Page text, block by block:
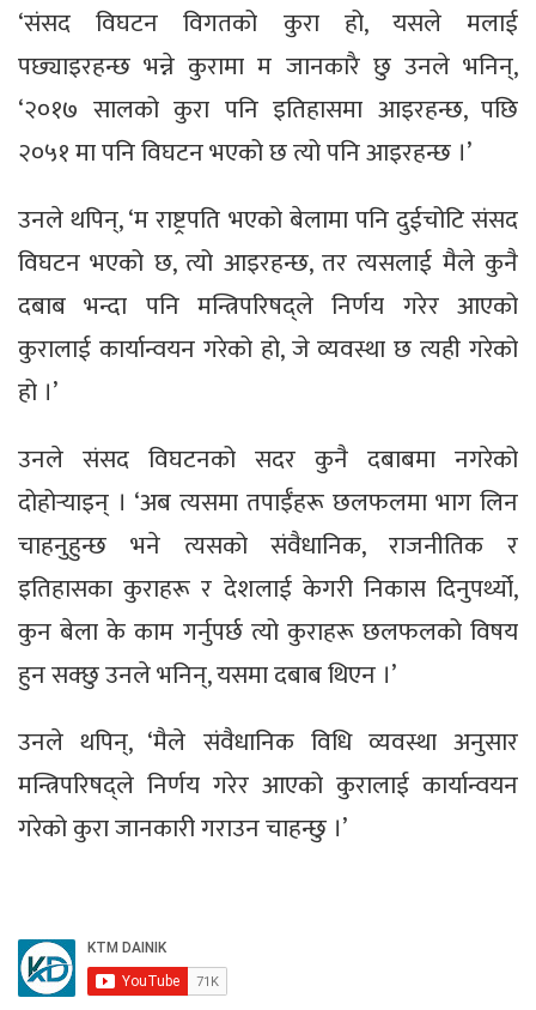
‘संसद विघटन विगतको कुरा हो, यसले मलाई
पछ्याइरहन्छ भन्ने कुरामा म जानकारै छु उनले भनिन्,
‘२०१७ सालको कुरा पनि इतिहासमा आइरहन्छ, पछि
२०५१ मा पनि विघटन भएको छ त्यो पनि आइरहन्छ ।’
उनले थपिन्, ‘म राष्ट्रपति भएको बेलामा पनि दुईचोटि संसद
विघटन भएको छ, त्यो आइरहन्छ, तर त्यसलाई मैले कुनै
दबाब भन्दा पनि मन्त्रिपरिषद्ले निर्णय गरेर आएको
कुरालाई कार्यान्वयन गरेको हो, जे व्यवस्था छ त्यही गरेको
हो ।’
उनले संसद विघटनको सदर कुनै दबाबमा नगरेको
दोहोर्‍याइन् । ‘अब त्यसमा तपाईँहरू छलफलमा भाग लिन
चाहनुहुन्छ भने त्यसको संवैधानिक, राजनीतिक र
इतिहासका कुराहरू र देशलाई केगरी निकास दिनुपर्थ्यो,
कुन बेला के काम गर्नुपर्छ त्यो कुराहरू छलफलको विषय
हुन सक्छु उनले भनिन्, यसमा दबाब थिएन ।’
उनले थपिन्, ‘मैले संवैधानिक विधि व्यवस्था अनुसार
मन्त्रिपरिषद्ले निर्णय गरेर आएको कुरालाई कार्यान्वयन
गरेको कुरा जानकारी गराउन चाहन्छु ।’